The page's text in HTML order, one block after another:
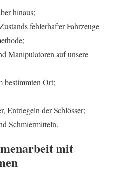
hinaus;
fehlerhafter Fahrzeuge
Manipulatoren auf unsere
bestimmten Ort;
Entriegeln der Schlösser;
Schmiermitteln.
mit